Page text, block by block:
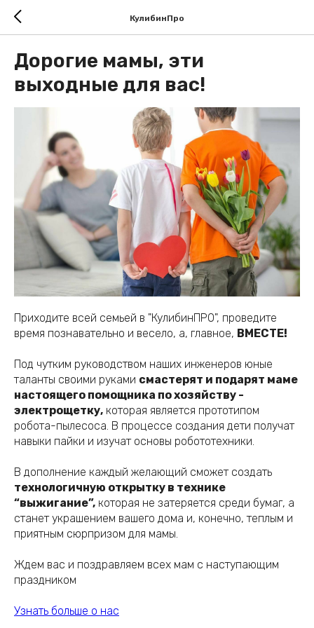
КулибинПро
Дорогие мамы, эти
выходные для вас!
Приходите всей семьей в "КулибинПРО", проведите
время познавательно и весело, а, главное, ВМЕСТЕ!
Под чутким руководством наших инженеров юные
таланты своими руками смастерят и подарят маме
настоящего помощника по хозяйству -
электрощетку, которая является прототипом
робота-пылесоса. В процессе создания дети получат
навыки пайки и изучат основы робототехники.
В дополнение каждый желающий сможет создать
технологичную открытку в технике
“выжигание”, которая не затеряется среди бумаг, а
станет украшением вашего дома и, конечно, теплым и
приятным сюрпризом для мамы.
Ждем вас и поздравляем всех мам с наступающим
праздником
Узнать больше о нас